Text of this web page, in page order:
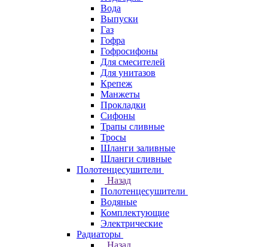
Вода
Выпуски
Газ
Гофра
Гофросифоны
Для смесителей
Для унитазов
Крепеж
Манжеты
Прокладки
Сифоны
Трапы сливные
Тросы
Шланги заливные
Шланги сливные
Полотенцесушители
Назад
Полотенцесушители
Водяные
Комплектующие
Электрические
Радиаторы
Назад